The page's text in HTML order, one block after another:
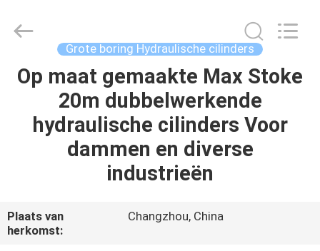
THUIS
PRODUCTEN
OVER
ONS
EQUIPMENT
CO.,LTD.
Grote boring Hydraulische cilinders
Op maat gemaakte Max Stoke
20m dubbelwerkende
hydraulische cilinders Voor
dammen en diverse
industrieën
Plaats van
herkomst:
Changzhou, China